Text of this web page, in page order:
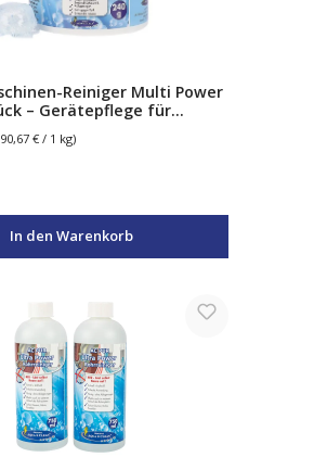
Reiniger Multi Power
– Gerätepflege für
Fett & Ablagerungen
€ / 1 kg)
In den Warenkorb